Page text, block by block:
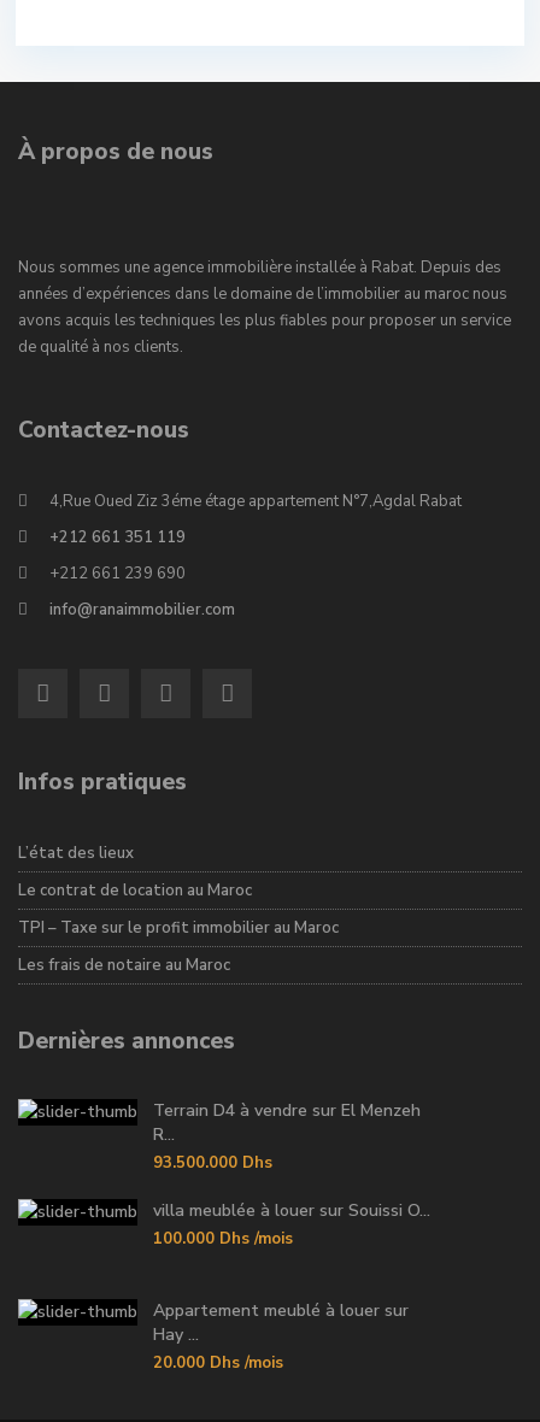
À propos de nous
Nous sommes une agence immobilière installée à Rabat. Depuis des
années d’expériences dans le domaine de l’immobilier au maroc nous
avons acquis les techniques les plus fiables pour proposer un service
de qualité à nos clients.
Contactez-nous
4,Rue Oued Ziz 3éme étage appartement N°7,Agdal Rabat
+212 661 351 119
+212 661 239 690
info@ranaimmobilier.com
Infos pratiques
L’état des lieux
Le contrat de location au Maroc
TPI – Taxe sur le profit immobilier au Maroc
Les frais de notaire au Maroc
Dernières annonces
Terrain D4 à vendre sur El Menzeh
R...
93.500.000 Dhs
villa meublée à louer sur Souissi O...
100.000 Dhs /mois
Appartement meublé à louer sur
Hay ...
20.000 Dhs /mois